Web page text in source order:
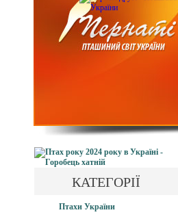
КАТЕГОРІЇ
Птахи України